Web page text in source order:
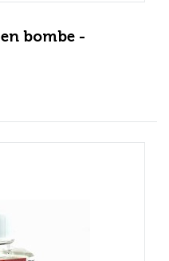
bombe -